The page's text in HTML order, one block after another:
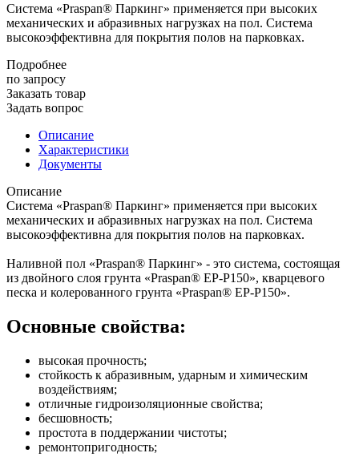
Система «Praspan® Паркинг» применяется при высоких
механических и абразивных нагрузках на пол. Система
высокоэффективна для покрытия полов на парковках.
Подробнее
по запросу
Заказать товар
Задать вопрос
Описание
Характеристики
Документы
Описание
Система «Praspan® Паркинг» применяется при высоких
механических и абразивных нагрузках на пол. Система
высокоэффективна для покрытия полов на парковках.
Наливной пол «Praspan® Паркинг» - это система, состоящая
из двойного слоя грунта «Praspan® ЕP-P150», кварцевого
песка и колерованного грунта «Praspan® ЕP-P150».
Основные свойства:
высокая прочность;
стойкость к абразивным, ударным и химическим
воздействиям;
отличные гидроизоляционные свойства;
бесшовность;
простота в поддержании чистоты;
ремонтопригодность;